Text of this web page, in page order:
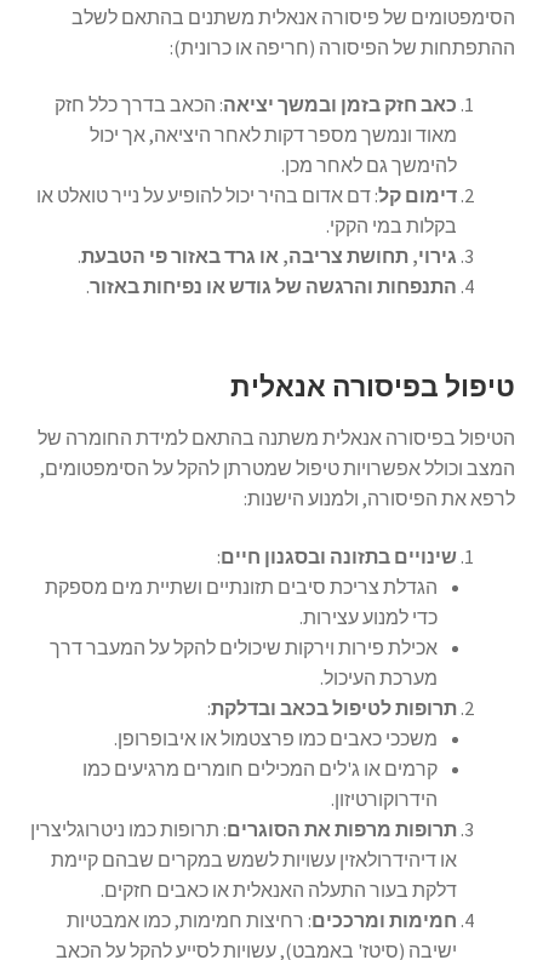
הסימפטומים של פיסורה אנאלית משתנים בהתאם לשלב
ההתפתחות של הפיסורה (חריפה או כרונית):
כאב חזק בזמן ובמשך יציאה: הכאב בדרך כלל חזק
מאוד ונמשך מספר דקות לאחר היציאה, אך יכול
להימשך גם לאחר מכן.
דימום קל: דם אדום בהיר יכול להופיע על נייר טואלט או
בקלות במי הקקי.
גירוי, תחושת צריבה, או גרד באזור פי הטבעת.
התנפחות והרגשה של גודש או נפיחות באזור.
טיפול בפיסורה אנאלית
הטיפול בפיסורה אנאלית משתנה בהתאם למידת החומרה של
המצב וכולל אפשרויות טיפול שמטרתן להקל על הסימפטומים,
לרפא את הפיסורה, ולמנוע הישנות:
שינויים בתזונה ובסגנון חיים:
הגדלת צריכת סיבים תזונתיים ושתיית מים מספקת
כדי למנוע עצירות.
אכילת פירות וירקות שיכולים להקל על המעבר דרך
מערכת העיכול.
תרופות לטיפול בכאב ובדלקת:
משככי כאבים כמו פרצטמול או איבופרופן.
קרמים או ג'לים המכילים חומרים מרגיעים כמו
הידרוקורטיזון.
תרופות מרפות את הסוגרים: תרופות כמו ניטרוגליצרין
או דיהידרולאזין עשויות לשמש במקרים שבהם קיימת
דלקת בעור התעלה האנאלית או כאבים חזקים.
חמימות ומרככים: רחיצות חמימות, כמו אמבטיות
ישיבה (סיטז' באמבט), עשויות לסייע להקל על הכאב